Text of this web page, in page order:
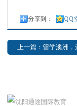
分享到： QQ
上一篇：留学澳洲